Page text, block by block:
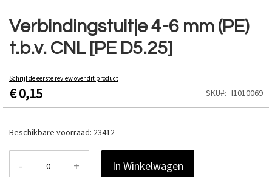
Verbindingstuitje 4-6 mm (PE)
t.b.v. CNL [PE D5.25]
Schrijf de eerste review over dit product
€ 0,15 SKU I1010069
Beschikbare voorraad: 23412
- + In Winkelwagen
naar
het
begin
van
afbeeldingen-
gallerij